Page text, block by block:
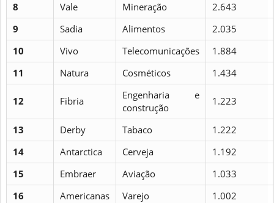
8
Vale Mineração
2.643
9
Sadia Alimentos
2.035
10
Vivo Telecomunicações
1.884
11
Natura Cosméticos 1.434
12 Fibria
Engenharia e
construção
1.223
13 Derby Tabaco
1.222
14
Antarctica Cerveja
1.192
15
Embraer Aviação
1.033
16
Americanas Varejo
1.002